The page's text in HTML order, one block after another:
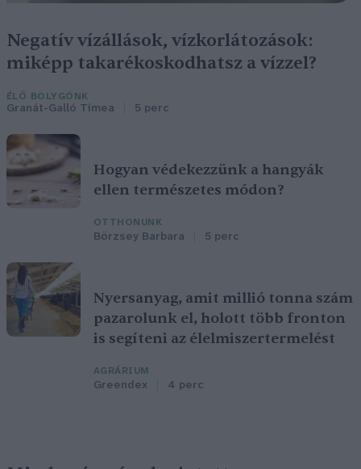
Negatív vízállások, vízkorlátozások:
miképp takarékoskodhatsz a vízzel?
ÉLŐ BOLYGÓNK
Granát-Galló Tímea 5 perc
Hogyan védekezzünk a hangyák
ellen természetes módon?
OTTHONUNK
Börzsey Barbara 5 perc
Nyersanyag, amit millió tonna szám
pazarolunk el, holott több fronton
is segíteni az élelmiszertermelést
AGRÁRIUM
Greendex 4 perc